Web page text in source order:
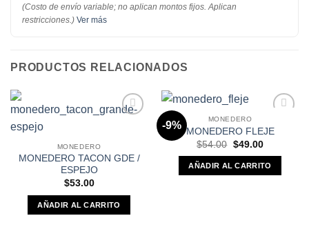
(Costo de envío variable; no aplican montos fijos. Aplican
restricciones.) Ver más
PRODUCTOS RELACIONADOS
MONEDERO
MONEDERO TACON GDE /
ESPEJO
$53.00
AÑADIR AL CARRITO
-9%
Favoritos
MONEDERO
MONEDERO FLEJE
$54.00 Original
was:
$54.00.
$49.00Current
is:
$49.00.
AÑADIR AL CARRITO